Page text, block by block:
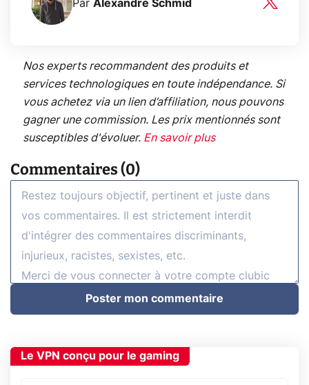
Par Alexandre Schmid
Nos experts recommandent des produits et
services technologiques en toute indépendance. Si
vous achetez via un lien d’affiliation, nous pouvons
gagner une commission. Les prix mentionnés sont
susceptibles d'évoluer. En savoir plus
Commentaires (0)
Poster mon commentaire
Le VPN conçu pour le gaming